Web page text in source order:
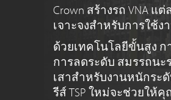
Crown สร้างรถ VNA
เจาะจงสำหรับการใช้
ด้วยเทคโนโลยีขั้นสูง ก
การลดระดับ สมรรถน
เสาสำหรับงานหนักระ
รีส์ TSP ใหม่จะช่วยใ